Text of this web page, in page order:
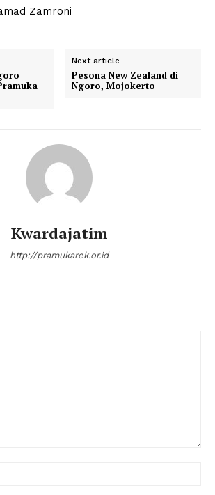
Zamroni
Next article
Pesona New Zealand di
Ngoro, Mojokerto
Kwardajatim
http://pramukarek.or.id